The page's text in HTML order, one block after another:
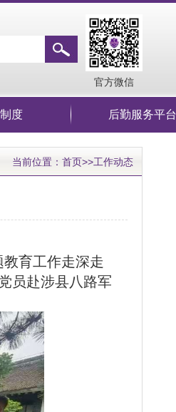
官方微信
度 后勤服务平台
当前位置： 首页>>工作动态
育工作走深走
员赴涉县八路军